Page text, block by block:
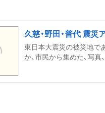
久慈・野田・普代 震災
東日本大震災の被災地で
か、市民から集めた、写真